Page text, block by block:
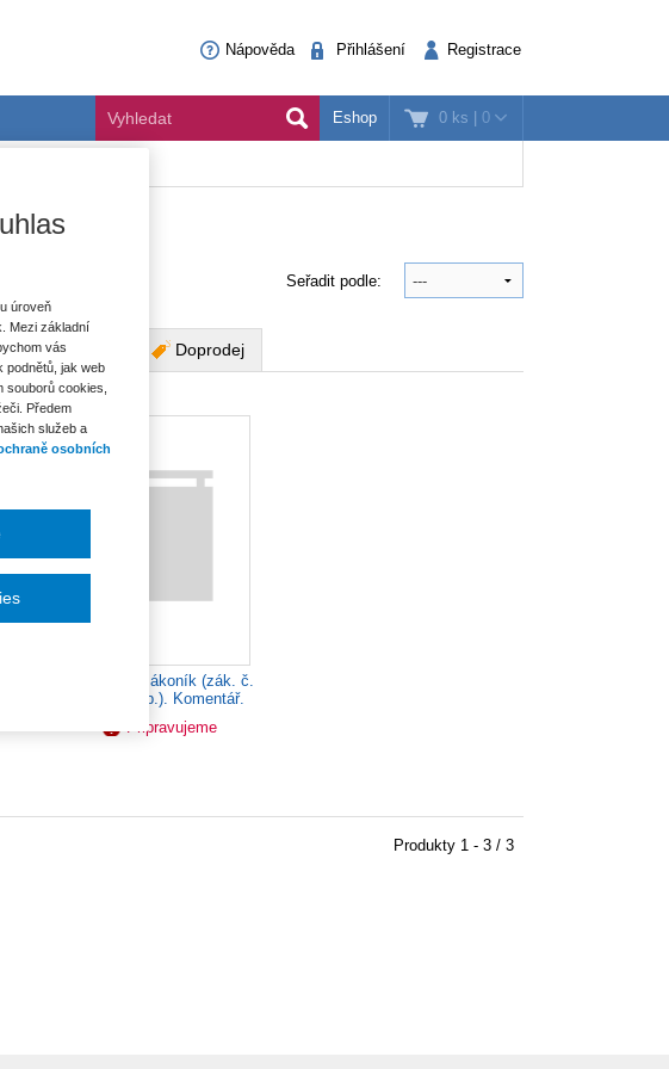
Nápověda Přihlášení Registrace
0 ks | 0
Eshop
Seřadit podle:
Připravujeme Doprodej
Občanský zákoník (zák. č.
89/2012 Sb.). Komentář.
Připravujeme
Produkty 1 - 3 / 3
úroveň
Mezi základní
vás
podnětů, jak web
cookies,
Předem
služeb a
osobních